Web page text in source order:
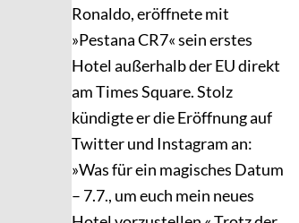
Ronaldo, eröffnete mit
»Pestana CR7« sein erstes
Hotel außerhalb der EU direkt
am Times Square. Stolz
kündigte er die Eröffnung auf
Twitter und Instagram an:
»Was für ein magisches Datum
– 7.7., um euch mein neues